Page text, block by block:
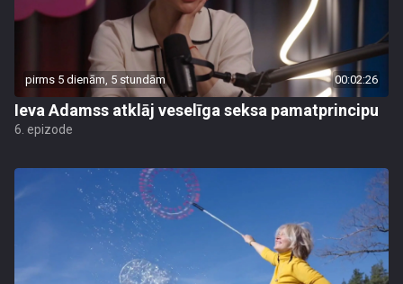
pirms 5 dienām, 5 stundām 00:02:26
Ieva Adamss atklāj veselīga seksa pamatprincipu
6. epizode